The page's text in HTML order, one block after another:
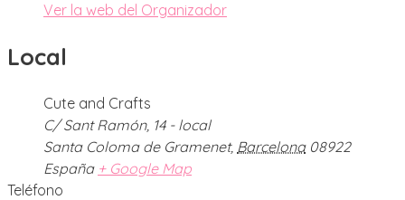
Ver la web del Organizador
Local
Cute and Crafts
C/ Sant Ramón, 14 - local
Santa Coloma de Gramenet, Barcelona 08922
España + Google Map
Teléfono